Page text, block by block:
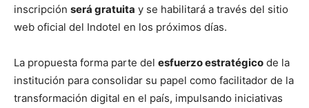
inscripción será gratuita y se habilitará a través del sitio
web oficial del Indotel en los próximos días.
La propuesta forma parte del esfuerzo estratégico de la
institución para consolidar su papel como facilitador de la
transformación digital en el país, impulsando iniciativas